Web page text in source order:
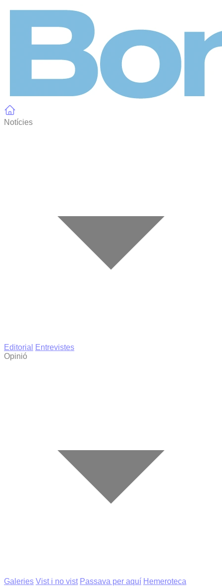
Notícies
Editorial
Entrevistes
Opinió
Galeries Vist i no vist Passava per aquí Hemeroteca